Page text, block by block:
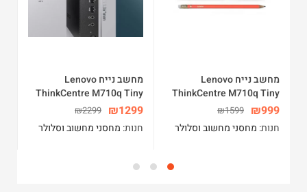
מחשב נייח Lenovo
ThinkCentre M710q Tiny
i5 6500T 8GB DDR4
256GB SSD,Windows10
Pro
₪999
₪1599
חנות: מחסני מחשוב וסלולר
מחשב נייח Lenovo
ThinkCentre M710q Tiny
i7 7700T 16GB DDR4
512GB SSD Windows10
Pro
₪1299
₪2299
חנות: מחסני מחשוב וסלולר